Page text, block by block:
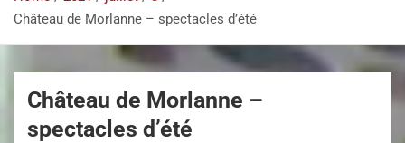
Château de Morlanne – spectacles d’été
Château de Morlanne –
spectacles d’été